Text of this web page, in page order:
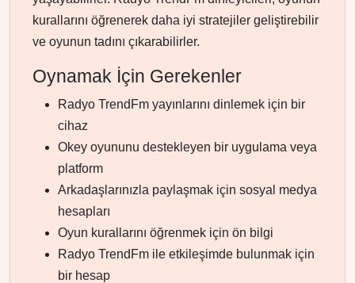
kurallarını öğrenerek daha iyi stratejiler geliştirebilir
ve oyunun tadını çıkarabilirler.
Oynamak İçin Gerekenler
Radyo TrendFm yayınlarını dinlemek için bir
cihaz
Okey oyununu destekleyen bir uygulama veya
platform
Arkadaşlarınızla paylaşmak için sosyal medya
hesapları
Oyun kurallarını öğrenmek için ön bilgi
Radyo TrendFm ile etkileşimde bulunmak için
bir hesap